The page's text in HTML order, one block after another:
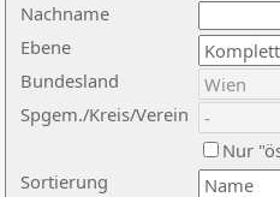
Nachname
Ebene
Sortierung
Bundesland
Spgem./Kreis/Verein
Nur